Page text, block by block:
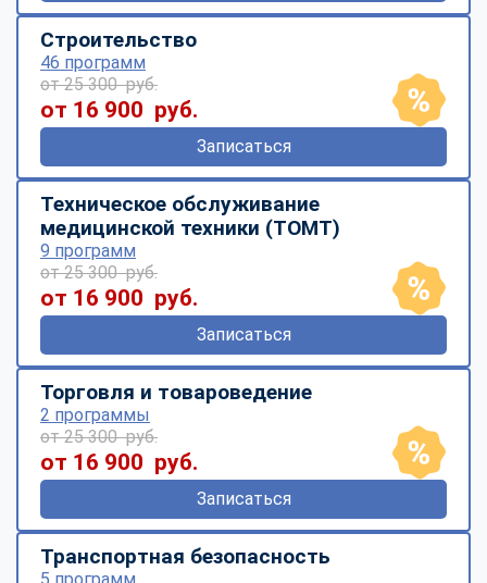
Строительство
46 программ
от 25 300 руб.
от 16 900 руб.
Записаться
Техническое обслуживание
медицинской техники (ТОМТ)
9 программ
от 25 300 руб.
от 16 900 руб.
Записаться
Торговля и товароведение
2 программы
от 25 300 руб.
от 16 900 руб.
Записаться
Транспортная безопасность